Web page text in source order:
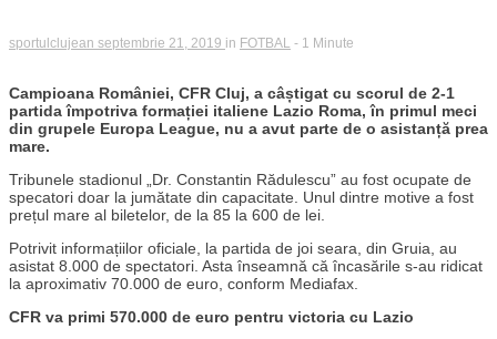
sportulclujean septembrie 21, 2019 in FOTBAL - 1 Minute
Campioana României, CFR Cluj, a câștigat cu scorul de 2-1
partida împotriva formației italiene Lazio Roma, în primul meci
din grupele Europa League, nu a avut parte de o asistanță prea
mare.
Tribunele stadionul „Dr. Constantin Rădulescu” au fost ocupate de
specatori doar la jumătate din capacitate. Unul dintre motive a fost
prețul mare al biletelor, de la 85 la 600 de lei.
Potrivit informațiilor oficiale, la partida de joi seara, din Gruia, au
asistat 8.000 de spectatori. Asta înseamnă că încasările s-au ridicat
la aproximativ 70.000 de euro, conform Mediafax.
CFR va primi 570.000 de euro pentru victoria cu Lazio